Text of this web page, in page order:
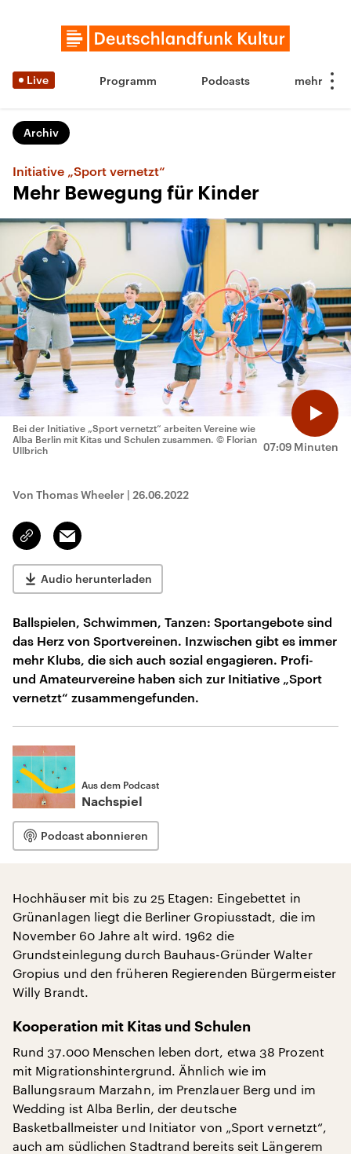
Live Programm Podcasts
Archiv
Initiative „Sport vernetzt“
Mehr Bewegung für Kinder
07:09 Minuten
Bei der Initiative „Sport vernetzt“ arbeiten Vereine wie
Alba Berlin mit Kitas und Schulen zusammen. © Florian
Ullbrich
Von Thomas Wheeler | 26.06.2022
Link
kopieren/teilen
Email
Audio herunterladen
Ballspielen, Schwimmen, Tanzen: Sportangebote sind
das Herz von Sportvereinen. Inzwischen gibt es immer
mehr Klubs, die sich auch sozial engagieren. Profi-
und Amateurvereine haben sich zur Initiative „Sport
vernetzt“ zusammengefunden.
Aus dem Podcast
Nachspiel
Podcast abonnieren
Hochhäuser mit bis zu 25 Etagen: Eingebettet in
Grünanlagen liegt die Berliner Gropiusstadt, die im
November 60 Jahre alt wird. 1962 die
Grundsteinlegung durch Bauhaus-Gründer Walter
Gropius und den früheren Regierenden Bürgermeister
Willy Brandt.
Kooperation mit Kitas und Schulen
Rund 37.000 Menschen leben dort, etwa 38 Prozent
mit Migrationshintergrund. Ähnlich wie im
Ballungsraum Marzahn, im Prenzlauer Berg und im
Wedding ist Alba Berlin, der deutsche
Basketballmeister und Initiator von „Sport vernetzt“,
auch am südlichen Stadtrand bereits seit Längerem